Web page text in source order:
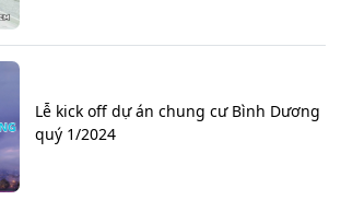
Lễ kick off dự án chung cư Bình Dương
quý 1/2024